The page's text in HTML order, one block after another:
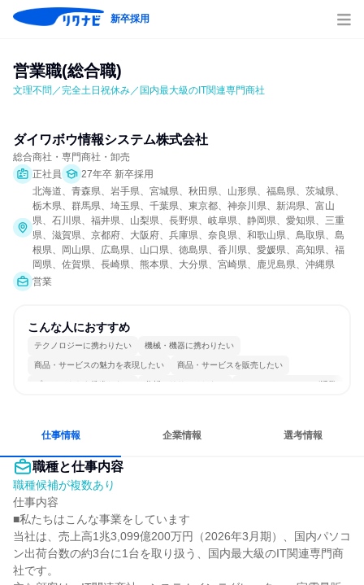
新卒採用
営業職(総合職)
文理不問／完全土日祝休み／国内最大級のIT関連専門商社
ダイワボウ情報システム株式会社
総合商社・専門商社・卸売
正社員
27年卒 新卒採用
北海道、青森県、岩手県、宮城県、秋田県、山形県、福島県、茨城県、
栃木県、群馬県、埼玉県、千葉県、東京都、神奈川県、新潟県、富山
県、石川県、福井県、山梨県、長野県、岐阜県、静岡県、愛知県、三重
県、滋賀県、京都府、大阪府、兵庫県、奈良県、和歌山県、鳥取県、島
根県、岡山県、広島県、山口県、徳島県、香川県、愛媛県、高知県、福
岡県、佐賀県、長崎県、熊本県、大分県、宮崎県、鹿児島県、沖縄県
営業
こんな人におすすめ
テクノロジーに携わりたい 機械・機器に携わりたい
商品・サービスの魅力を表現したい 商品・サービスを販売したい
プロジェクトを推進したい 分析・リサーチしたい コミュニケーションが活発
仕事情報 企業情報 選考情報
職種と仕事内容
職種候補が複数あり
仕事内容
■私たちはこんな事業をしています
当社は、売上高1兆3,099億200万円（2026年3月期）、国内パソコ
ン出荷台数の約3台に1台を取り扱う、国内最大級のIT関連専門商
社です。